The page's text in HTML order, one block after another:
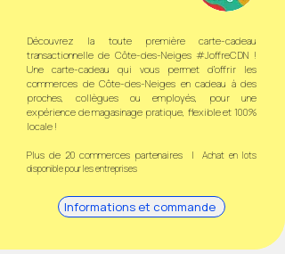
Découvrez la toute première carte-cadeau
transactionnelle de Côte-des-Neiges #JoffreCDN !
Une carte-cadeau qui vous permet d’offrir les
commerces de Côte-des-Neiges en cadeau à des
proches, collègues ou employés, pour une
expérience de magasinage pratique, flexible et 100%
locale !
Plus de 20 commerces partenaires |Achat en lots
disponible pour les entreprises
Informations et commande